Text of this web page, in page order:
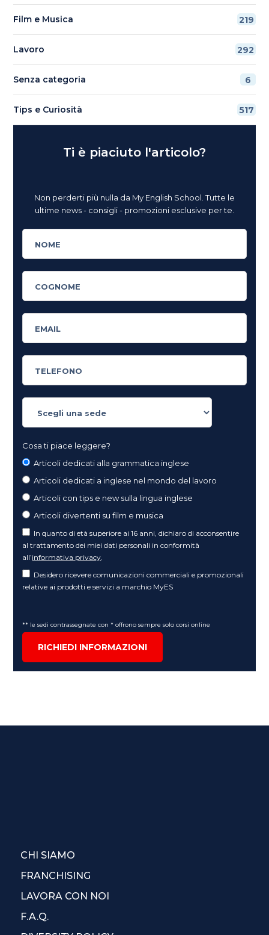
Film e Musica 219
Lavoro 292
Senza categoria 6
Tips e Curiosità 517
Ti è piaciuto l'articolo?
Non perderti più nulla da My English School. Tutte le
ultime news - consigli - promozioni esclusive per te.
Cosa ti piace leggere?
Articoli dedicati alla grammatica inglese
Articoli dedicati a inglese nel mondo del lavoro
Articoli con tips e new sulla lingua inglese
Articoli divertenti su film e musica
In quanto di età superiore ai 16 anni, dichiaro di acconsentire
al trattamento dei miei dati personali in conformità
all’informativa privacy
Desidero ricevere comunicazioni commerciali e promozionali
relative ai prodotti e servizi a marchio MyES
** le sedi contrassegnate con * offrono sempre solo corsi online
RICHIEDI INFORMAZIONI
CHI SIAMO
FRANCHISING
LAVORA CON NOI
F.A.Q.